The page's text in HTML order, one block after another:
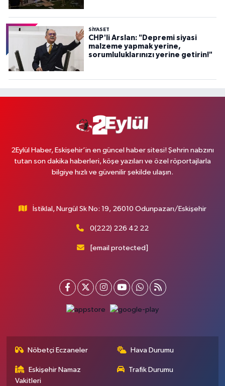
SİYASET
CHP'li Arslan: "Depremi siyasi
malzeme yapmak yerine,
sorumluluklarınızı yerine getirin!"
2Eylül Haber, Eskişehir’in en güncel haber sitesi! Şehrin nabzını
tutan son dakika haberleri, köşe yazıları ve özel röportajlarla
bilgiye hızlı ve güvenilir şekilde ulaşın.
İstiklal, Nurgül Sk No: 19, 26010 Odunpazarı/Eskişehir
0(222) 226 42 22
[email protected]
Nöbetçi Eczaneler Hava Durumu
Eskişehir Namaz
Vakitleri
Trafik Durumu